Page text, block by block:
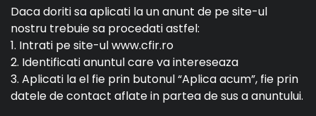
Daca doriti sa aplicati la un anunt de pe site-ul
nostru trebuie sa procedati astfel:
1. Intrati pe site-ul www.cfir.ro
2. Identificati anuntul care va intereseaza
3. Aplicati la el fie prin butonul “Aplica acum”, fie prin
datele de contact aflate in partea de sus a anuntului.